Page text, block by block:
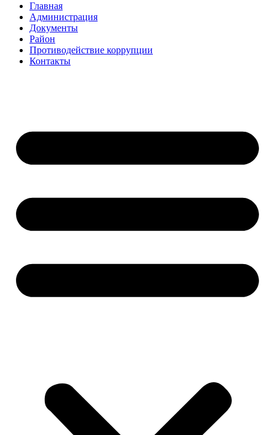
Главная
Администрация
Документы
Район
Противодействие коррупции
Контакты